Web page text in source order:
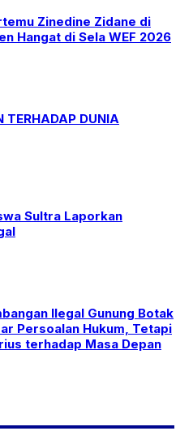
Zinedine Zidane di
Hangat di Sela WEF 2026
TERHADAP DUNIA
Sultra Laporkan
Ilegal Gunung Botak
Persoalan Hukum, Tetapi
terhadap Masa Depan